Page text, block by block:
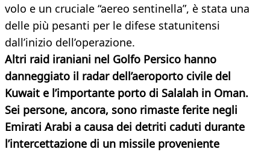
volo e un cruciale “aereo sentinella”, è stata una
delle più pesanti per le difese statunitensi
dall’inizio dell’operazione.
Altri raid iraniani nel Golfo Persico hanno
danneggiato il radar dell’aeroporto civile del
Kuwait e l’importante porto di Salalah in Oman.
Sei persone, ancora, sono rimaste ferite negli
Emirati Arabi a causa dei detriti caduti durante
l’intercettazione di un missile proveniente